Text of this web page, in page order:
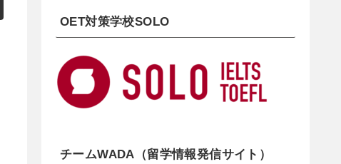
OET対策学校SOLO
チームWADA（留学情報発信サイト）